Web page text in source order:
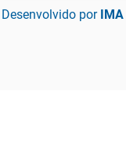
Desenvolvido por